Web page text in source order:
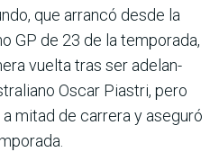
que arrancó desde la
GP de 23 de la temporada,
vuelta tras ser adelan­
Oscar Piastri, pero
mitad de carrera y aseguró